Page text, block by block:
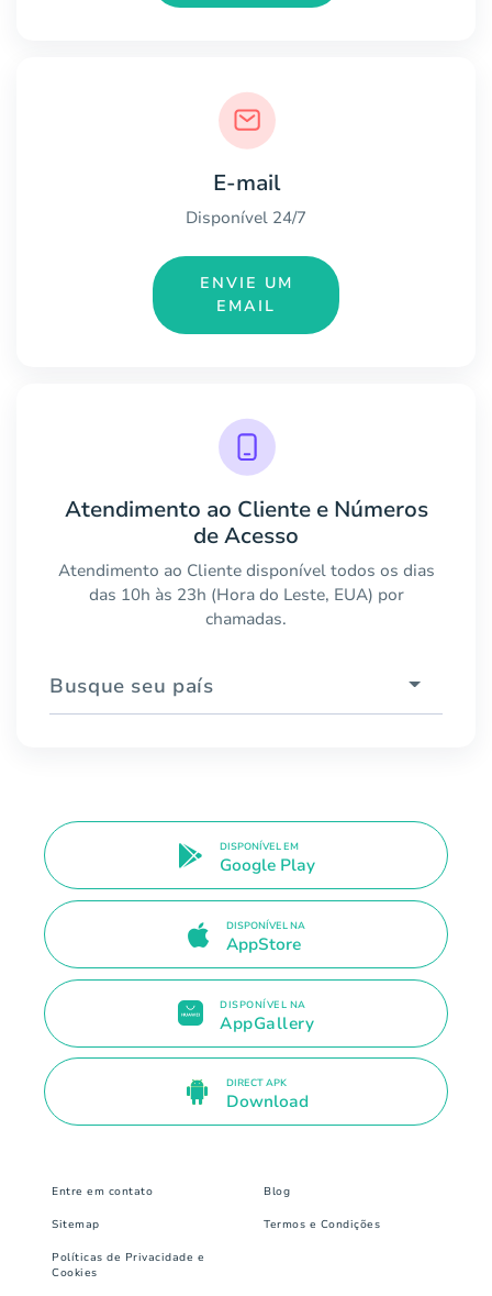
E-mail
Disponível 24/7
ENVIE UM
EMAIL
Atendimento ao Cliente e Números
de Acesso
Atendimento ao Cliente disponível todos os dias
das 10h às 23h (Hora do Leste, EUA) por
chamadas.
Busque seu país
DISPONÍVEL EM
Google Play
DISPONÍVEL NA
AppStore
DISPONÍVEL NA
AppGallery
DIRECT APK
Download
Entre em contato Blog
Sitemap Termos e Condições
Políticas de Privacidade e
Cookies